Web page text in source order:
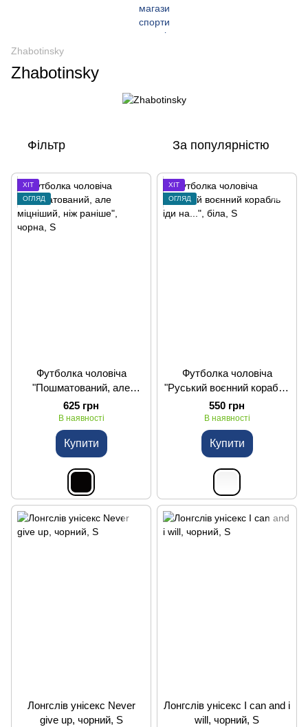
Zhabotinsky
Zhabotinsky
Фільтр За популярністю
ХІТ
ОГЛЯД
Футболка чоловіча
"Пошматований, але
міцніший, ніж раніше",
чорна, S
625 грн
В наявності
Купити
ХІТ
ОГЛЯД
Футболка чоловіча
"Руський воєнний корабль
іди на...", біла, S
550 грн
В наявності
Купити
Лонгслів унісекс Never
give up, чорний, S
Лонгслів унісекс I can and i
will, чорний, S